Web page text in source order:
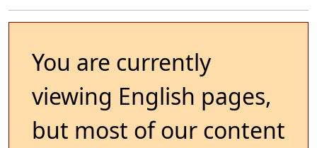
You are currently
viewing English pages,
but most of our content